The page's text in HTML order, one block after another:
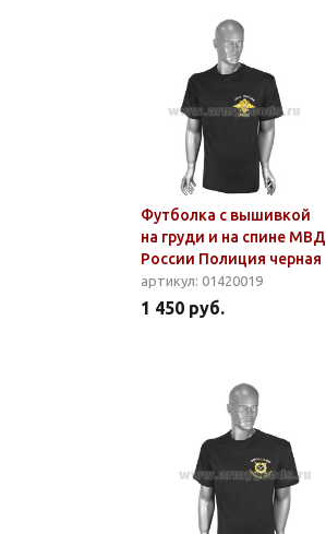
Футболка с вышивкой
на груди и на спине МВД
России Полиция черная
артикул: 01420019
1 450 руб.